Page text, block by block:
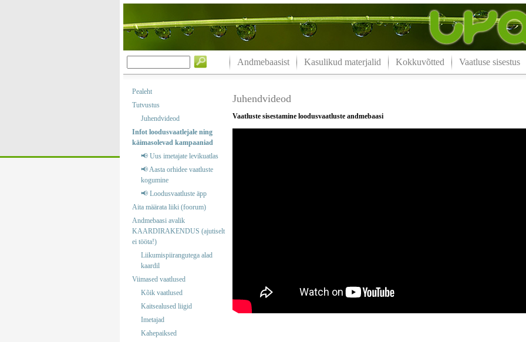
Andmebaasist Kasulikud materjalid Kokkuvõtted Vaatluse sisestus
Pealeht
Tutvustus
Juhendvideod
Infot loodusvaatlejale ning
käimasolevad kampaaniad
📢 Uus imetajate levikuatlas
📢 Aasta orhidee vaatluste
kogumine
📢 Loodusvaatluste äpp
Aita määrata liiki (foorum)
Andmebaasi avalik
KAARDIRAKENDUS (ajutiselt
ei tööta!)
Liikumispiirangutega alad
kaardil
Viimased vaatlused
Kõik vaatlused
Kaitsealused liigid
Imetajad
Kahepaiksed
Juhendvideod
Vaatluste sisestamine loodusvaatluste andmebaasi